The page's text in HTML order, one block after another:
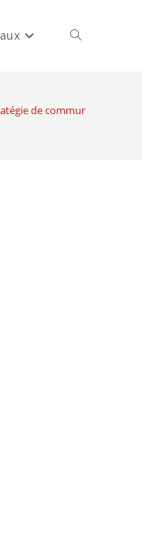
Toggle
Website
de communication